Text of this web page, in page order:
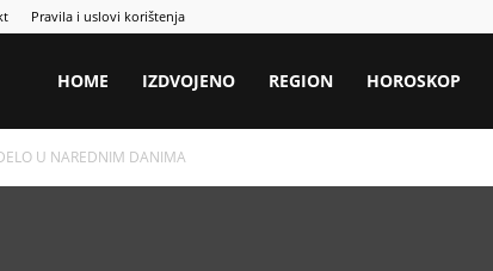
Pravila i uslovi korištenja
HOME IZDVOJENO REGION HOROSKOP
U NAREDNIM DANIMA